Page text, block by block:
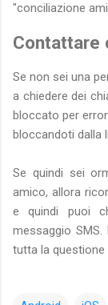
"conciliazione
Contattare
Se non sei una
a chiedere dei
bloccato per
bloccandoti dalla
Se quindi sei
amico, allora
e quindi puoi
messaggio
tutta la questione